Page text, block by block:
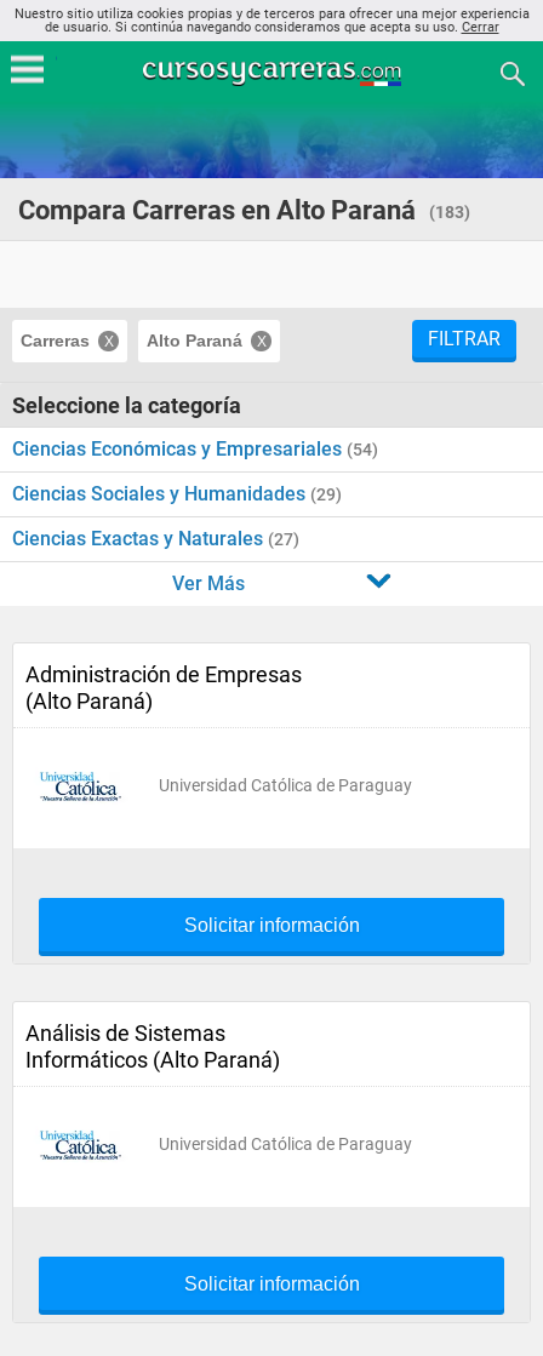
Nuestro sitio utiliza cookies propias y de terceros para ofrecer una mejor experiencia
de usuario. Si continúa navegando consideramos que acepta su uso. Cerrar
Compara Carreras en Alto Paraná (183)
Carreras Alto Paraná FILTRAR
Seleccione la categoría
Ciencias Económicas y Empresariales (54)
Ciencias Sociales y Humanidades (29)
Ciencias Exactas y Naturales (27)
Ver Más
Administración de Empresas
(Alto Paraná)
Universidad Católica de Paraguay
Solicitar información
Análisis de Sistemas
Informáticos (Alto Paraná)
Universidad Católica de Paraguay
Solicitar información